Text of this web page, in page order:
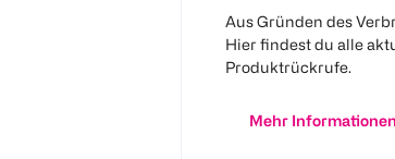
Aus Gründen des
Hier findest du alle
Produktrückrufe.
Mehr Informationen